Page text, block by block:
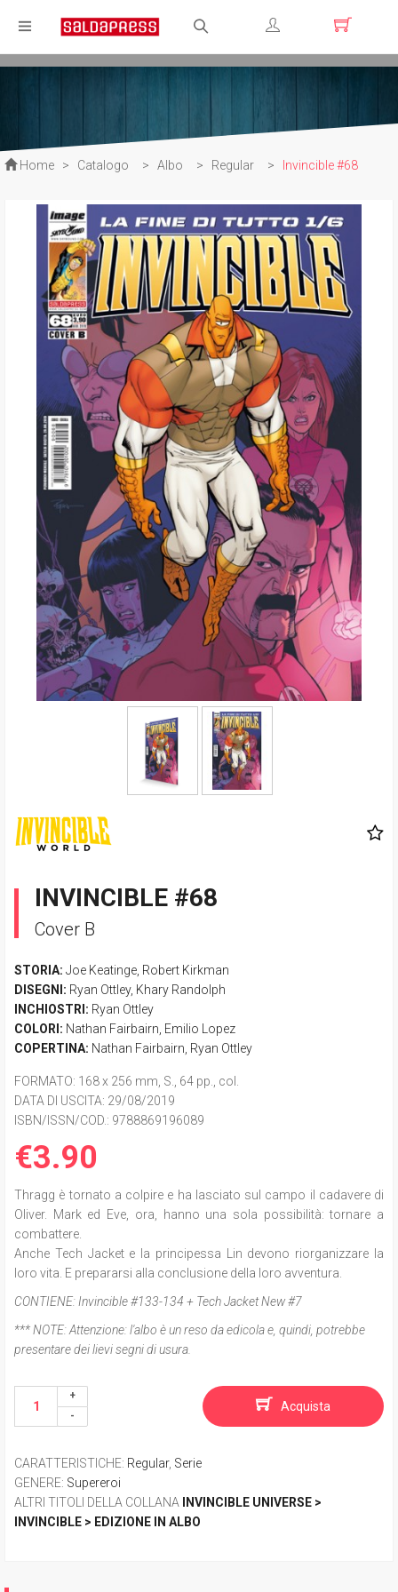
Registrati
Home > Catalogo > Albo > Regular > Invincible #68
INVINCIBLE #68
Cover B
STORIA: Joe Keatinge Robert Kirkman
DISEGNI: Ryan Ottley, Khary Randolph
INCHIOSTRI: Ryan Ottley
COLORI: Nathan Fairbairn Emilio Lopez
COPERTINA: Nathan Fairbairn Ryan Ottley
FORMATO: 168 x 256 mm, S., 64 pp., col.
DATA DI USCITA: 29/08/2019
ISBN/ISSN/COD.: 9788869196089
€3.90
Thragg è tornato a colpire e ha lasciato sul campo il cadavere di
Oliver.
Mark ed Eve, ora, hanno una sola possibilità: tornare a
combattere.
Anche Tech Jacket e la principessa Lin devono riorganizzare la
loro vita. E prepararsi alla conclusione della loro avventura.
CONTIENE: Invincible #133-134 + Tech Jacket New #7
*** NOTE:Attenzione: l'albo è un reso da edicola e, quindi, potrebbe
presentare dei lievi segni di usura.
Acquista
CARATTERISTICHE: Regular, Serie
GENERE: Supereroi
ALTRI TITOLI DELLA COLLANA
INVINCIBLE UNIVERSE >
INVINCIBLE > EDIZIONE IN ALBO